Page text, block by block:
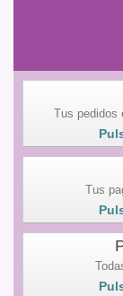
Tus pedidos
Tus